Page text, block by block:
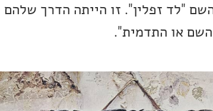
"לד זפלין". זו הייתה הדרך
השם או התדמית".